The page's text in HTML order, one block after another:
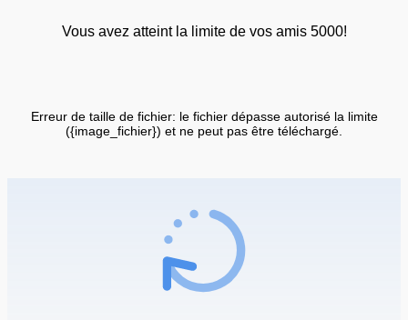
Vous avez atteint la limite de vos amis 5000!
Erreur de taille de fichier: le fichier dépasse autorisé la limite
({image_fichier}) et ne peut pas être téléchargé.